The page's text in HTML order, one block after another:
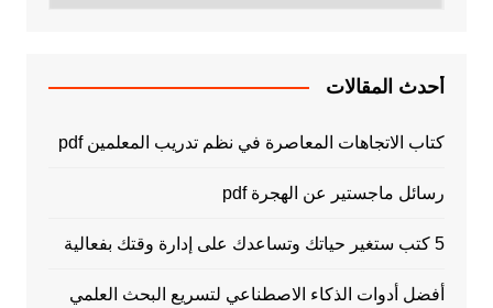
أحدث المقالات
كتاب الاتجاهات المعاصرة في نظم تدريب المعلمين pdf
رسائل ماجستير عن الهجرة pdf
5 كتب ستغير حياتك وتساعدك على إدارة وقتك بفعالية
أفضل أدوات الذكاء الاصطناعي لتسريع البحث العلمي